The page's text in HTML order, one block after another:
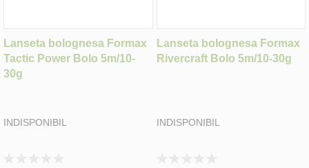
Lanseta bolognesa Formax
Tactic Power Bolo 5m/10-
30g
INDISPONIBIL
Lanseta bolognesa Formax
Rivercraft Bolo 5m/10-30g
INDISPONIBIL